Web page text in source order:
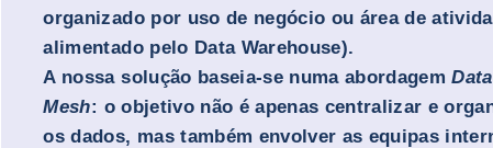
organizado por uso de negócio ou área de
alimentado pelo Data Warehouse).
A nossa solução baseia-se numa abordagemData
Mesh: o objetivo não é apenas centralizar e
os dados, mas também envolver as equipas